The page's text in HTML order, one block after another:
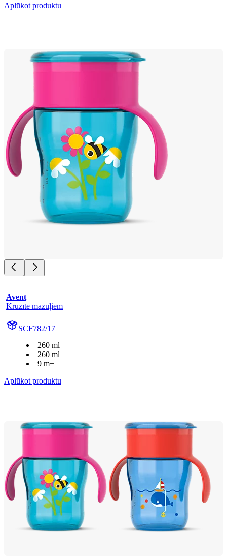
Aplūkot produktu
Avent
Krūzīte mazuļiem
SCF782/17
260 ml
260 ml
9 m+
Aplūkot produktu